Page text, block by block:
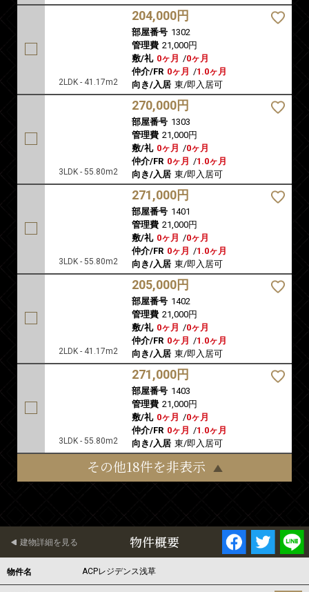
2LDK - 41.17m2
204,000円
部屋番号 1302
管理費 21,000円
敷/礼 0ヶ月 /0ヶ月
仲介/FR 0ヶ月 /1.0ヶ月
向き/入居 東/即入居可
3LDK - 55.80m2
270,000円
部屋番号 1303
管理費 21,000円
敷/礼 0ヶ月 /0ヶ月
仲介/FR 0ヶ月 /1.0ヶ月
向き/入居 東/即入居可
3LDK - 55.80m2
271,000円
部屋番号 1401
管理費 21,000円
敷/礼 0ヶ月 /0ヶ月
仲介/FR 0ヶ月 /1.0ヶ月
向き/入居 東/即入居可
2LDK - 41.17m2
205,000円
部屋番号 1402
管理費 21,000円
敷/礼 0ヶ月 /0ヶ月
仲介/FR 0ヶ月 /1.0ヶ月
向き/入居 東/即入居可
3LDK - 55.80m2
271,000円
部屋番号 1403
管理費 21,000円
敷/礼 0ヶ月 /0ヶ月
仲介/FR 0ヶ月 /1.0ヶ月
向き/入居 東/即入居可
その他18件を非表示
物件概要
建物詳細を見る
物件名 ACPレジデンス浅草